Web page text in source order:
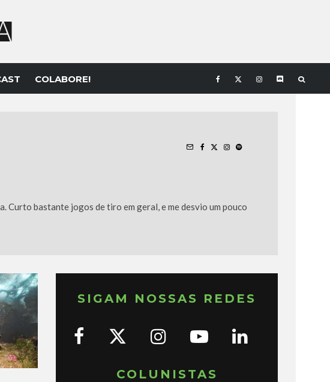
COLABORE!
Curto bastante jogos de tiro em geral, e me desvio um pouco
SIGAM NOSSAS REDES
COLUNISTAS